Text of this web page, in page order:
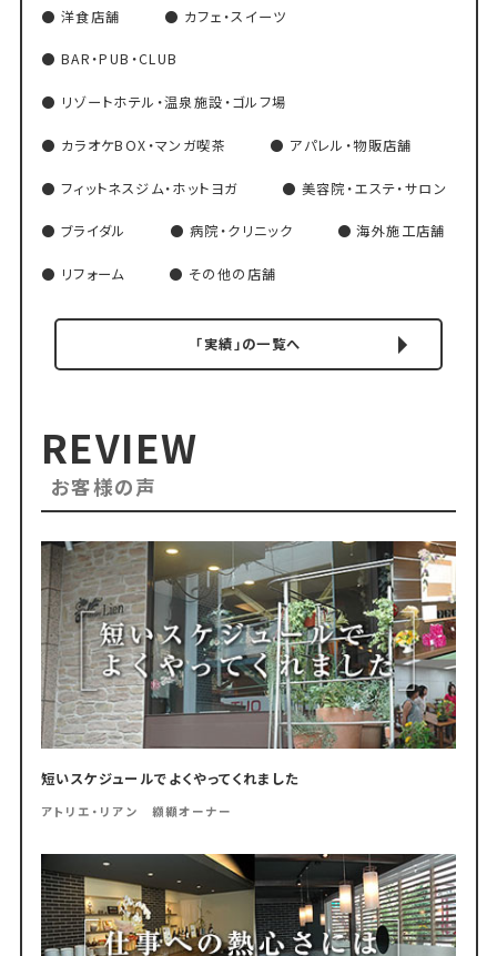
洋食店舗 カフェ・スイーツ
BAR・PUB・CLUB
リゾートホテル・温泉施設・ゴルフ場
カラオケBOX・マンガ喫茶 アパレル・物販店舗
フィットネスジム・ホットヨガ 美容院・エステ・サロン
ブライダル 病院・クリニック 海外施工店舗
リフォーム その他の店舗
「実績」の一覧へ
REVIEW
お客様の声
短いスケジュールでよくやってくれました
アトリエ・リアン 纐纈オーナー